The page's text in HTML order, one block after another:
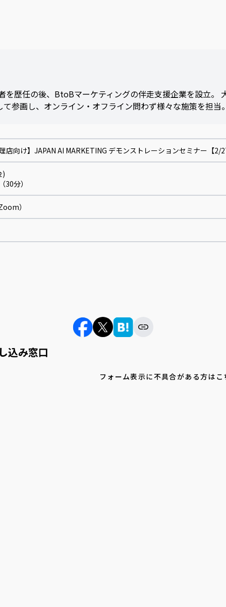
歴任の後、BtoBマーケティングの伴走支援企業を設立
参画し、オンライン・オフライン問わず様々な施策を担
店向け】JAPAN AI MARKETING デモンストレーションセミナー【2/
)
30分）
）
込み窓口
フォーム表示に不具合がある方はこ